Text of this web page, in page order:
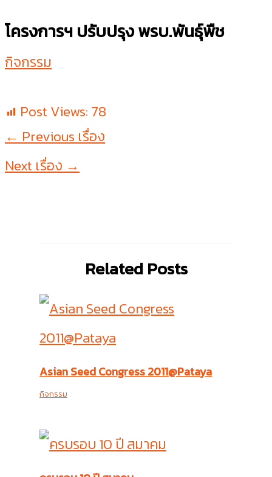
โครงการฯ ปรับปรุง พรบ.พันธุ์พืช
กิจกรรม
Post Views: 78
← Previous เรื่อง
Next เรื่อง →
Related Posts
Asian Seed Congress 2011@Pataya
กิจกรรม